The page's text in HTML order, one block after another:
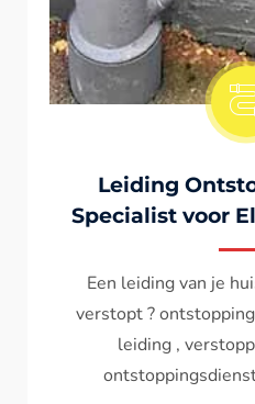
Onstopping
Wc spoelt niet meer
terug ? ontstoppen
verstopt , een
Bel - ons